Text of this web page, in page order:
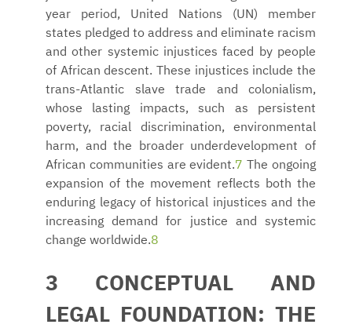
year period, United Nations (UN) member
states pledged to address and eliminate racism
and other systemic injustices faced by people
of African descent. These injustices include the
trans-Atlantic slave trade and colonialism,
whose lasting impacts, such as persistent
poverty, racial discrimination, environmental
harm, and the broader underdevelopment of
African communities are evident.7 The ongoing
expansion of the movement reflects both the
enduring legacy of historical injustices and the
increasing demand for justice and systemic
change worldwide.8
3 CONCEPTUAL AND
LEGAL FOUNDATION: THE